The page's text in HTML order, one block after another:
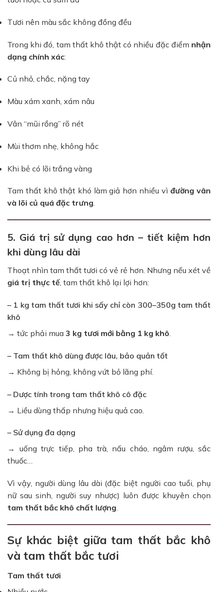
Tươi nên màu sắc không đồng đều
Trong khi đó, tam thất khô thật có nhiều đặc điểm nhận
dạng chính xác:
Củ nhỏ, chắc, nặng tay
Màu xám xanh, xám nâu
Vân “mũi rồng” rõ nét
Mùi thơm nhẹ, không hắc
Khi bẻ có lõi trắng vàng
Tam thất khô thật khó làm giả hơn nhiều vìđường vân
và lõi củ quá đặc trưng.
5. Giá trị sử dụng cao hơn – tiết kiệm hơn
khi dùng lâu dài
Thoạt nhìn tam thất tươi có vẻ rẻ hơn. Nhưng nếu xét về
giá trị thực tế, tam thất khô lại lợi hơn:
– 1 kg tam thất tươi khi sấy chỉ còn 300–350g tam thất
khô
→ tức phải mua 3 kg tươi mới bằng 1 kg khô.
– Tam thất khô dùng được lâu, bảo quản tốt
→ Không bị hỏng, không vứt bỏ lãng phí.
– Dược tính trong tam thất khô cô đặc
→ Liều dùng thấp nhưng hiệu quả cao.
– Sử dụng đa dạng
→ uống trực tiếp, pha trà, nấu cháo, ngâm rượu, sắc
thuốc…
Vì vậy, người dùng lâu dài (đặc biệt người cao tuổi, phụ
nữ sau sinh, người suy nhược) luôn được khuyên chọn
tam thất bắc khô chất lượng.
Sự khác biệt giữa tam thất bắc khô
và tam thất bắc tươi
Tam thất tươi